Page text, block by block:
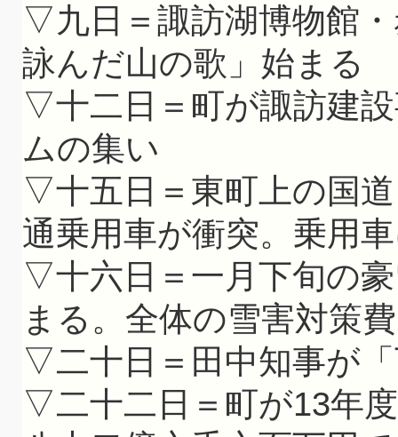
▽九日＝諏訪湖博物館
詠んだ山の歌」始まる
▽十二日＝町が諏訪建
ムの集い
▽十五日＝東町上の国
通乗用車が衝突。乗用
▽十六日＝一月下旬の
まる。全体の雪害対策
▽二十日＝田中知事が
▽二十二日＝町が13年